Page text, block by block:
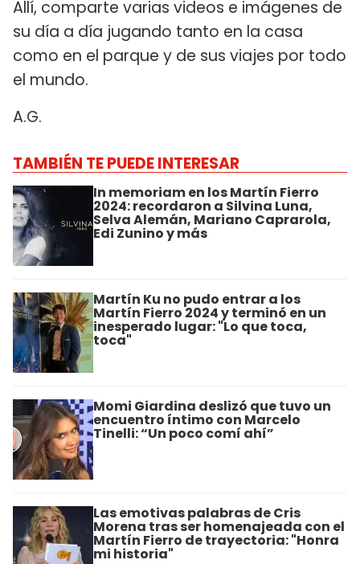
Allí, comparte varias videos e imágenes de
su día a día jugando tanto en la casa
como en el parque y de sus viajes por todo
el mundo.
A.G.
TAMBIÉN TE PUEDE INTERESAR
In memoriam en los Martín Fierro
2024: recordaron a Silvina Luna,
Selva Alemán, Mariano Caprarola,
Edi Zunino y más
Martín Ku no pudo entrar a los
Martín Fierro 2024 y terminó en un
inesperado lugar: "Lo que toca,
toca"
Momi Giardina deslizó que tuvo un
encuentro íntimo con Marcelo
Tinelli: “Un poco comí ahí”
Las emotivas palabras de Cris
Morena tras ser homenajeada con el
Martín Fierro de trayectoria: "Honra
mi historia"